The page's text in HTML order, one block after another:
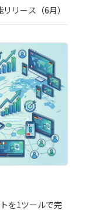
リース（6月）
を1ツールで完